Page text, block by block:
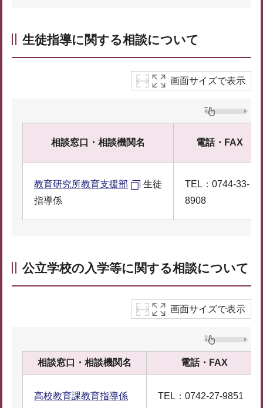
生徒指導に関する相談について
画面サイズで表示
相談窓口・相談機関名 電話・FAX
教育研究所教育支援部
生徒
指導係
TEL：0744-33-
8908
公立学校の入学等に関する相談について
画面サイズで表示
相談窓口・相談機関名 電話・FAX
高校教育課教育指導係 TEL：0742-27-9851